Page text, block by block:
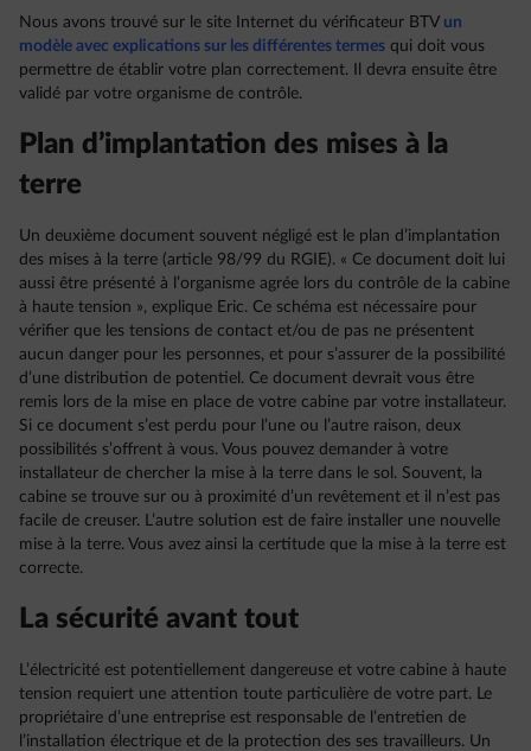
Nous avons trouvé sur le site Internet du vérificateur BTV un
modèle avec explications sur les différentes termes qui doit vous
permettre de établir votre plan correctement. Il devra ensuite être
validé par votre organisme de contrôle.
Plan d’implantation des mises à la
terre
Un deuxième document souvent négligé est le plan d’implantation
des mises à la terre (article 98/99 du RGIE). « Ce document doit lui
aussi être présenté à l’organisme agrée lors du contrôle de la cabine
à haute tension », explique Eric. Ce schéma est nécessaire pour
vérifier que les tensions de contact et/ou de pas ne présentent
aucun danger pour les personnes, et pour s’assurer de la possibilité
d’une distribution de potentiel. Ce document devrait vous être
remis lors de la mise en place de votre cabine par votre installateur.
Si ce document s’est perdu pour l’une ou l’autre raison, deux
possibilités s’offrent à vous. Vous pouvez demander à votre
installateur de chercher la mise à la terre dans le sol. Souvent, la
cabine se trouve sur ou à proximité d’un revêtement et il n’est pas
facile de creuser. L’autre solution est de faire installer une nouvelle
mise à la terre. Vous avez ainsi la certitude que la mise à la terre est
correcte.
La sécurité avant tout
L’électricité est potentiellement dangereuse et votre cabine à haute
tension requiert une attention toute particulière de votre part. Le
propriétaire d’une entreprise est responsable de l’entretien de
l’installation électrique et de la protection des ses travailleurs. Un